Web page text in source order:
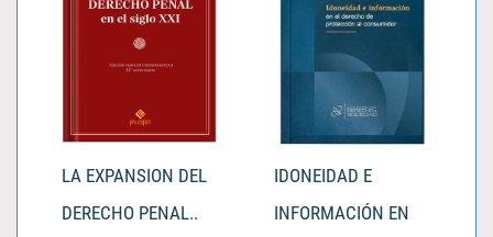
LA EXPANSION DEL
DERECHO PENAL..
IDONEIDAD E
INFORMACIÓN EN